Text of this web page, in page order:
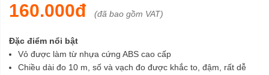
160.000đ (đã bao gồm VAT)
Đặc điểm nổi bật
Vỏ được làm từ nhựa cứng ABS cao cấp
Chiều dài đo 10 m, số và vạch đo được khắc to, đậm, rất dễ